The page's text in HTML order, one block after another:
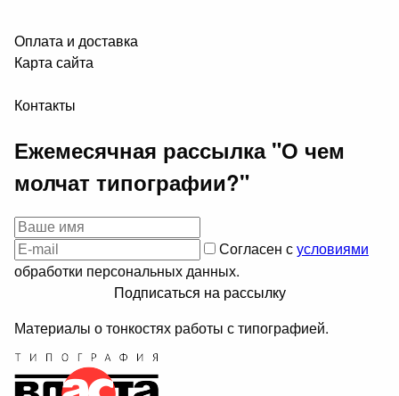
Оплата и доставка
Карта сайта
Контакты
Ежемесячная рассылка "О чем
молчат типографии?"
Согласен сусловиями
обработки персональных данных.
Подписаться на рассылку
Материалы о тонкостях работы с типографией.